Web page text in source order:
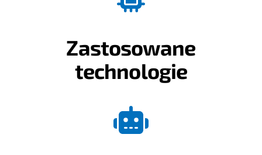
Zastosowane
technologie